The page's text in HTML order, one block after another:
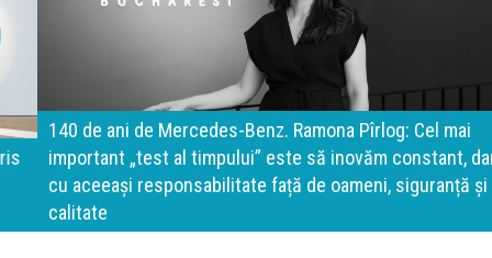
140 de ani de Mercedes-Benz. Ramona Pîrlog: Cel mai
important „test al timpului” este să inovăm constant, dar
cu aceeași responsabilitate față de oameni, siguranță și
calitate